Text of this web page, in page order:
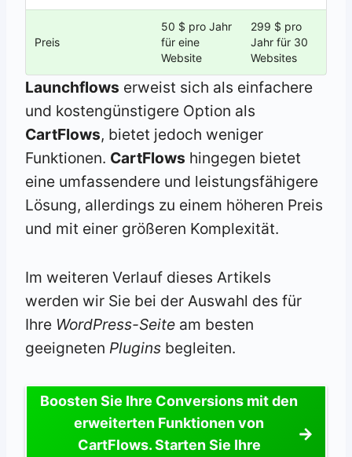
Preis
50 $ pro Jahr
für eine
Website
299 $ pro
Jahr für 30
Websites
Launchflows erweist sich als einfachere
und kostengünstigere Option als
CartFlows, bietet jedoch weniger
Funktionen. CartFlows hingegen bietet
eine umfassendere und leistungsfähigere
Lösung, allerdings zu einem höheren Preis
und mit einer größeren Komplexität.
Im weiteren Verlauf dieses Artikels
werden wir Sie bei der Auswahl des für
Ihre WordPress-Seite am besten
geeigneten Plugins begleiten.
Boosten Sie Ihre Conversions mit den
erweiterten Funktionen von
CartFlows. Starten Sie Ihre